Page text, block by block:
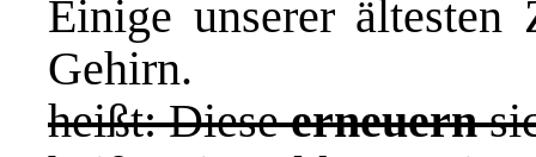
Einige unserer
Gehirn.
heißt: Dieseerneuern